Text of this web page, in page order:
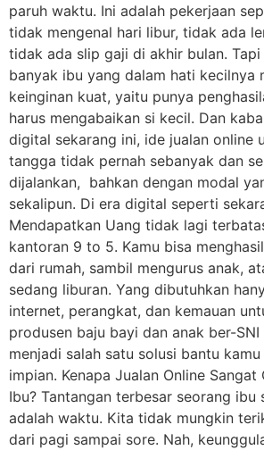
paruh waktu. Ini adalah pekerjaan
tidak mengenal hari libur, tidak ada
tidak ada slip gaji di akhir bulan.
banyak ibu yang dalam hati kecilnya
keinginan kuat, yaitu punya
harus mengabaikan si kecil. Dan
digital sekarang ini, ide jualan online
tangga tidak pernah sebanyak dan
dijalankan, bahkan dengan modal
sekalipun. Di era digital seperti
Mendapatkan Uang tidak lagi
kantoran 9 to 5. Kamu bisa
dari rumah, sambil mengurus anak,
sedang liburan. Yang dibutuhkan
internet, perangkat, dan kemauan
produsen baju bayi dan anak ber-
menjadi salah satu solusi bantu
impian. Kenapa Jualan Online
Ibu? Tantangan terbesar seorang ibu
adalah waktu. Kita tidak mungkin
dari pagi sampai sore. Nah,